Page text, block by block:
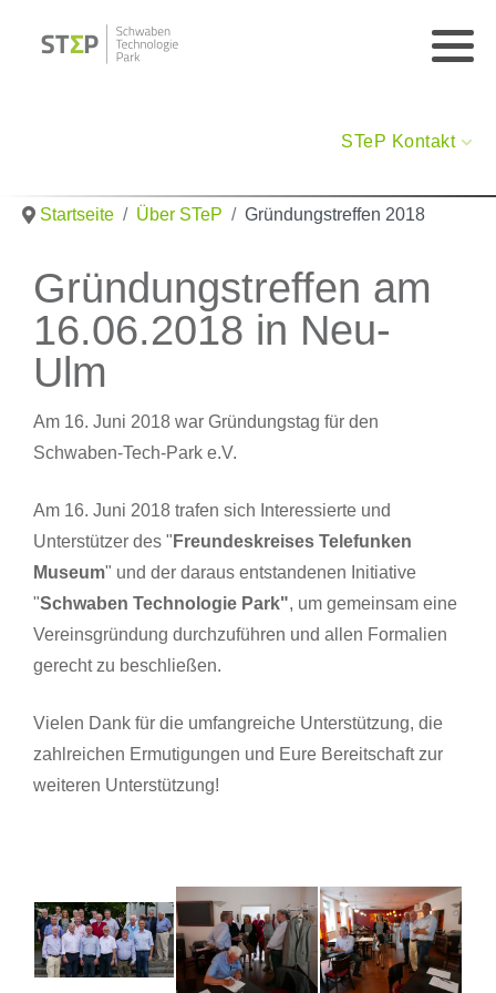
STeP Kontakt
Startseite Über STeP Gründungstreffen 2018
Gründungstreffen am
16.06.2018 in Neu-
Ulm
Am 16. Juni 2018 war Gründungstag für den
Schwaben-Tech-Park e.V.
Am 16. Juni 2018 trafen sich Interessierte und
Unterstützer des " Freundeskreises Telefunken
Museum" und der daraus entstandenen Initiative
"Schwaben Technologie Park", um gemeinsam eine
Vereinsgründung durchzuführen und allen Formalien
gerecht zu beschließen.
Vielen Dank für die umfangreiche Unterstützung, die
zahlreichen Ermutigungen und Eure Bereitschaft zur
weiteren Unterstützung!